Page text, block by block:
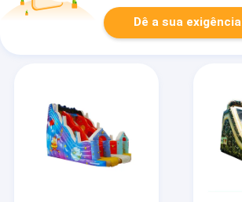
Dê a sua exigência